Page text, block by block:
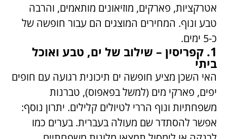
אטרקציות, פארקים, מוזיאונים מותאמים, והרבה
טבע ונוף. המחירים המוצגים הם עבור חופשה של
כ-5 ימים.
1. קפריסין – שילוב של ים, טבע ואוכל
ביתי
האי השכן מציע חופשה ים תיכונית רגועה עם חופים
יפים, פארקי מים (למשל בפאפוס), טברנות
משפחתיות ונוף הררי לטיולים קלילים. יתרון נוסף:
אפשר להסתדר שם מעולה בעברית. בערים כמו